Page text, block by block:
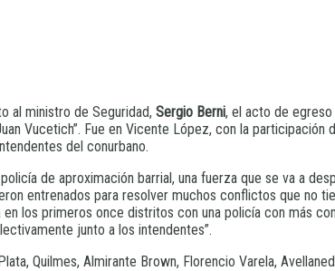
al ministro de Seguridad, Sergio Berni, el acto de
Vucetich”. Fue en Vicente López, con la participación
del conurbano.
de aproximación barrial, una fuerza que se va a
entrenados para resolver muchos conflictos que no
los primeros once distritos con una policía con más
junto a los intendentes”.
Quilmes, Almirante Brown, Florencio Varela,